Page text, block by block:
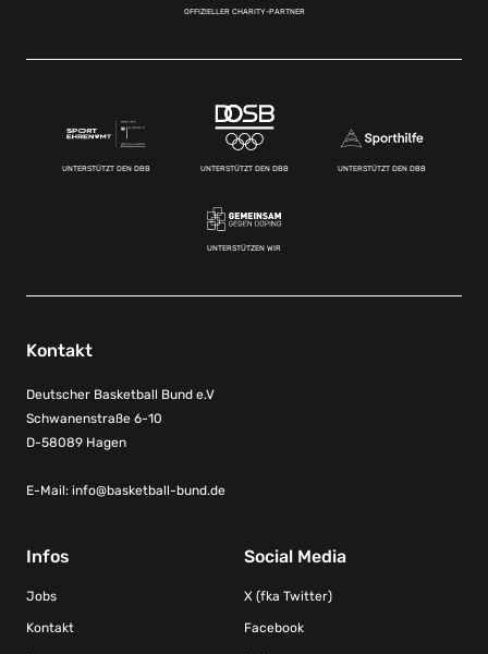
OFFIZIELLER CHARITY-PARTNER
UNTERSTÜTZT DEN DBB UNTERSTÜTZT DEN DBB UNTERSTÜTZT DEN DBB
UNTERSTÜTZEN WIR
Kontakt
Deutscher Basketball Bund e.V
Schwanenstraße 6-10
D-58089 Hagen
E-Mail: info@basketball-bund.de
Infos
Jobs
Kontakt
Social Media
X (fka Twitter)
Facebook